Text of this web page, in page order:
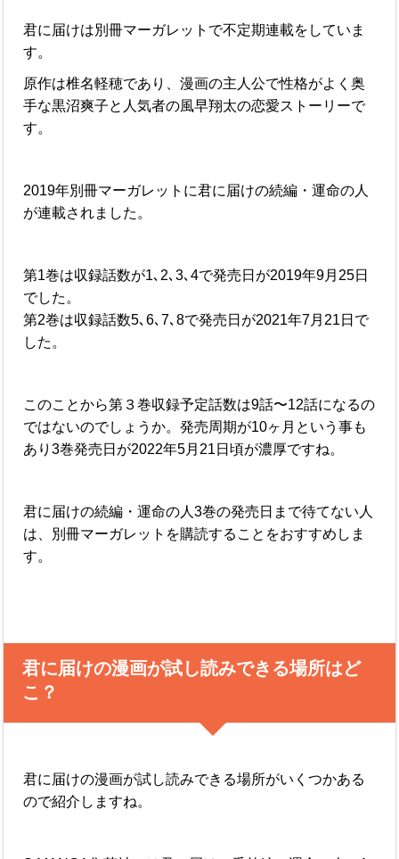
君に届けは別冊マーガレットで不定期連載をしていま
す。
原作は椎名軽穂であり、漫画の主人公で性格がよく奥
手な黒沼爽子と人気者の風早翔太の恋愛ストーリーで
す。
2019年別冊マーガレットに君に届けの続編・運命の人
が連載されました。
第1巻は収録話数が1､2､3､4で発売日が2019年9月25日
でした。
第2巻は収録話数5､6､7､8で発売日が2021年7月21日で
した。
このことから第３巻収録予定話数は9話〜12話になるの
ではないのでしょうか。発売周期が10ヶ月という事も
あり3巻発売日が2022年5月21日頃が濃厚ですね。
君に届けの続編・運命の人3巻の発売日まで待てない人
は、別冊マーガレットを購読することをおすすめしま
す。
君に届けの漫画が試し読みできる場所はど
こ？
君に届けの漫画が試し読みできる場所がいくつかある
ので紹介しますね。